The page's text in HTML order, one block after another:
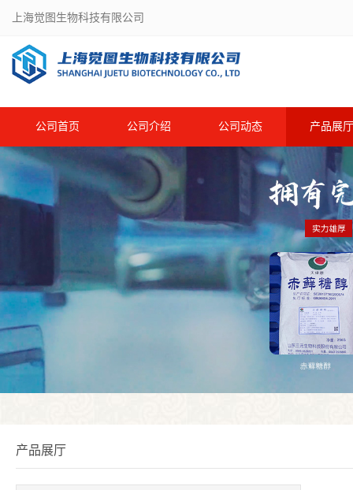
上海觉图生物科技有限公司
公司首页 公司介绍 公司动态 产品展厅
产品展厅